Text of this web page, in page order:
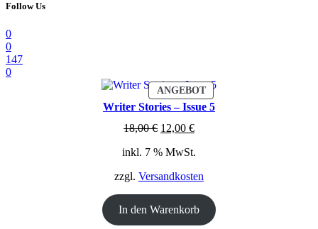
Follow Us
0
0
147
0
ANGEBOTPRODUKT
IM
ANGEBOT
Writer Stories – Issue 5
18,00€ Ursprünglicher
war:
12,00 €Aktueller
ist:
inkl. 7 % MwSt.
zzgl. Versandkosten
In den Warenkorb